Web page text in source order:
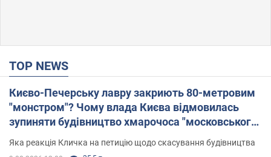
TOP NEWS
Києво-Печерську лавру закриють 80-метровим
"монстром"? Чому влада Києва відмовилась
зупиняти будівництво хмарочоса "московського
вірянина"
Яка реакція Кличка на петицію щодо скасування будівництва